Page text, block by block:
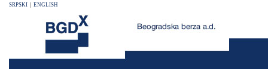
SRPSKI ENGLISH